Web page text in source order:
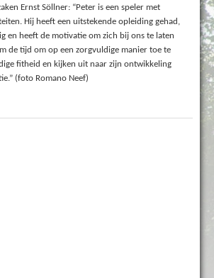
Ernst Söllner: “Peter is een speler met
Hij heeft een uitstekende opleiding gehad,
en heeft de motivatie om zich bij ons te laten
de tijd om op een zorgvuldige manier toe te
fitheid en kijken uit naar zijn ontwikkeling
(foto Romano Neef)